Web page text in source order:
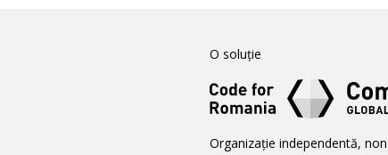
O soluție
Organizație independentă,